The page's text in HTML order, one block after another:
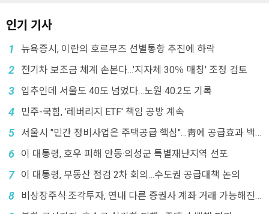
인기 기사
1 뉴욕증시, 이란의 호르무즈 선별통항 추진에 하락
2 전기차 보조금 체계 손본다…'지자체 30％ 매칭' 조정 검토
3 입추인데 서울도 40도 넘었다…노원 40.2도 기록
4 민주-국힘, '레버리지 ETF' 책임 공방 계속
5
서울시 "민간 정비사업은 주택공급 핵심"…靑에 공급효과 백
6 이 대통령, 호우 피해 안동·의성군 특별재난지역 선포
7 이 대통령, 부동산 점검 2차 회의…수도권 공급대책 논의
8
비상장주식·조각투자, 연내 다른 증권사 계좌 거래 가능해진